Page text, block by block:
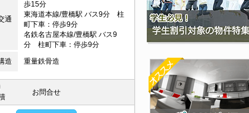
通
歩15分
東海道本線/豊橋駅 バス9分 柱
町下車：停歩9分
名鉄名古屋本線/豊橋駅 バス9
分 柱町下車：停歩9分
造 重量鉄骨造
お問合せ